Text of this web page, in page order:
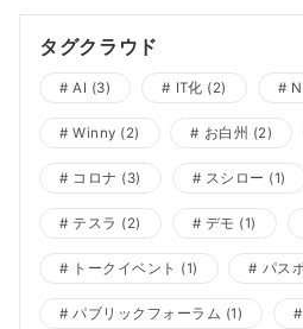
タグクラウド
AI (3) IT化 (2)
Winny (2) お白州 (2)
コロナ (3) スシロー (1)
テスラ (2) デモ (1)
トークイベント (1) パス
パブリックフォーラム (1)